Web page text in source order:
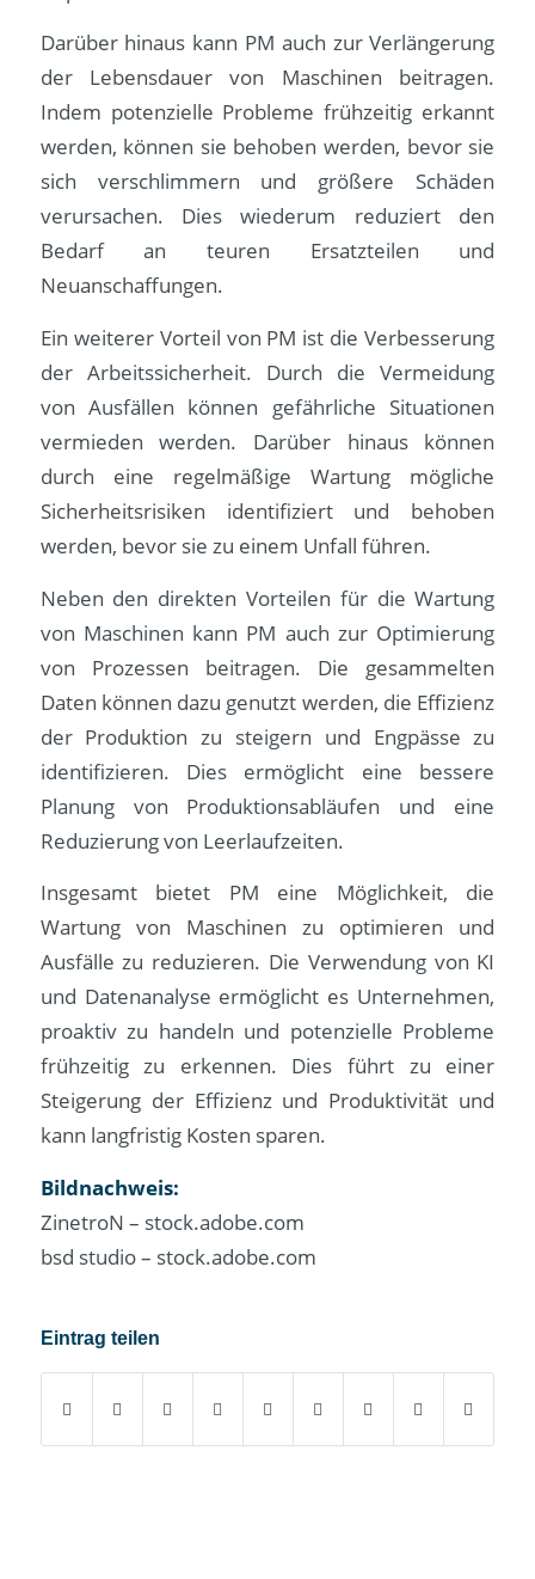
Darüber hinaus kann PM auch zur Verlängerung
der Lebensdauer von Maschinen beitragen.
Indem potenzielle Probleme frühzeitig erkannt
werden, können sie behoben werden, bevor sie
sich verschlimmern und größere Schäden
verursachen. Dies wiederum reduziert den
Bedarf an teuren Ersatzteilen und
Neuanschaffungen.
Ein weiterer Vorteil von PM ist die Verbesserung
der Arbeitssicherheit. Durch die Vermeidung
von Ausfällen können gefährliche Situationen
vermieden werden. Darüber hinaus können
durch eine regelmäßige Wartung mögliche
Sicherheitsrisiken identifiziert und behoben
werden, bevor sie zu einem Unfall führen.
Neben den direkten Vorteilen für die Wartung
von Maschinen kann PM auch zur Optimierung
von Prozessen beitragen. Die gesammelten
Daten können dazu genutzt werden, die Effizienz
der Produktion zu steigern und Engpässe zu
identifizieren. Dies ermöglicht eine bessere
Planung von Produktionsabläufen und eine
Reduzierung von Leerlaufzeiten.
Insgesamt bietet PM eine Möglichkeit, die
Wartung von Maschinen zu optimieren und
Ausfälle zu reduzieren. Die Verwendung von KI
und Datenanalyse ermöglicht es Unternehmen,
proaktiv zu handeln und potenzielle Probleme
frühzeitig zu erkennen. Dies führt zu einer
Steigerung der Effizienz und Produktivität und
kann langfristig Kosten sparen.
Bildnachweis:
ZinetroN – stock.adobe.com
bsd studio – stock.adobe.com
Eintrag teilen